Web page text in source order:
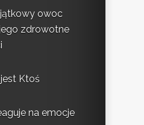
owoc
zdrowotne
Ktoś
na emocje